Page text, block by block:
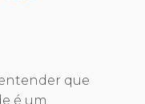
que
é um